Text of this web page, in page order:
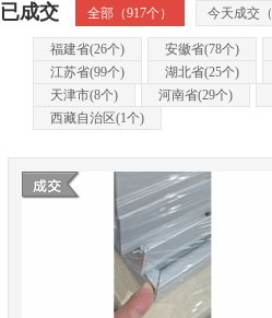
已成交 全部（917个） 今天成交（
福建省(26个) 安徽省(78个)
江苏省(99个) 湖北省(25个)
天津市(8个) 河南省(29个)
西藏自治区(1个)